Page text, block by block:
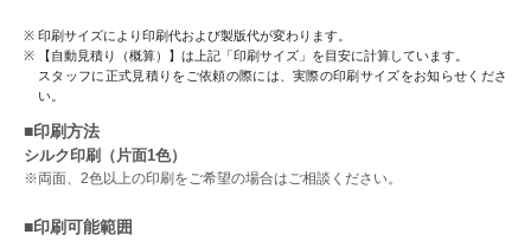
印刷サイズにより印刷代および製版代が変わります。
【自動見積り（概算）】は上記「印刷サイズ」を目安に計算しています。
スタッフに正式見積りをご依頼の際には、実際の印刷サイズをお知らせくださ
い。
■印刷方法
シルク印刷（片面1色）
※両面、2色以上の印刷をご希望の場合はご相談ください。
■印刷可能範囲